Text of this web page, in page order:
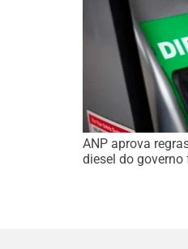
ANP aprova
diesel do governo